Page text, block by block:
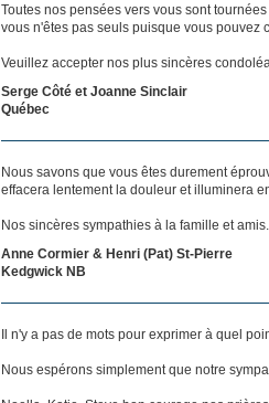
Toutes nos pensées vers vous sont
vous n'êtes pas seuls puisque vous pouvez
Veuillez accepter nos plus sincères
Serge Côté et Joanne Sinclair
Québec
Nous savons que vous êtes durement
effacera lentement la douleur et illuminera
Nos sincères sympathies à la famille et amis.
Anne Cormier & Henri (Pat) St-Pierre
Kedgwick NB
Il n'y a pas de mots pour exprimer à quel
Nous espérons simplement que notre